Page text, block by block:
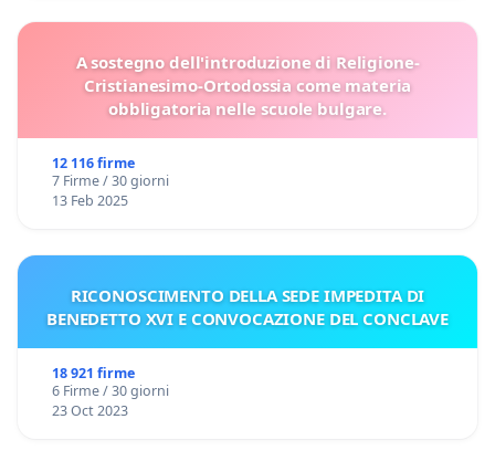
A sostegno dell'introduzione di Religione-
Cristianesimo-Ortodossia come materia
obbligatoria nelle scuole bulgare.
12 116 firme
7 Firme / 30 giorni
13 Feb 2025
RICONOSCIMENTO DELLA SEDE IMPEDITA DI
BENEDETTO XVI E CONVOCAZIONE DEL CONCLAVE
18 921 firme
6 Firme / 30 giorni
23 Oct 2023